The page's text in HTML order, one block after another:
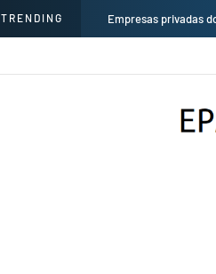
TRENDING Empresas privadas